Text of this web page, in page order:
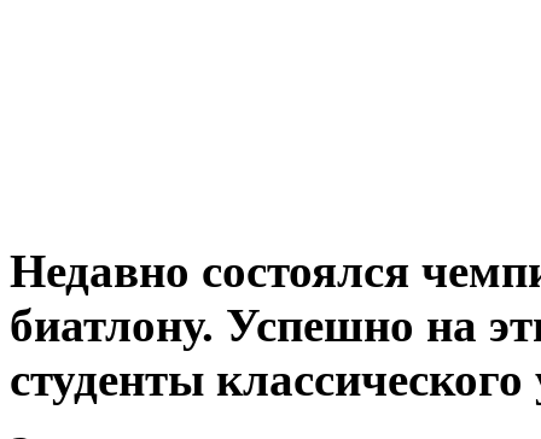
Недавно состоялся
биатлону. Успешно на
студенты